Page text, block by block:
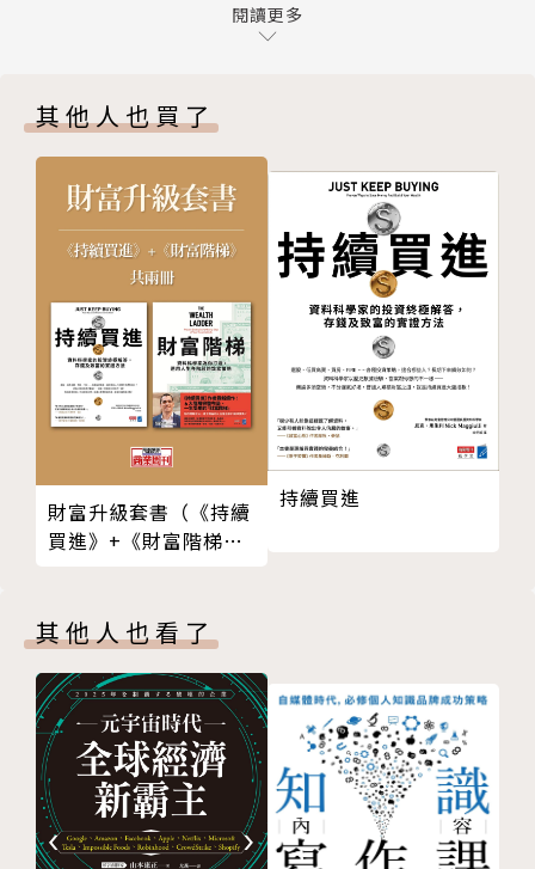
際智財權的保護卻像攔水壩，讓原本可以灌溉肥沃的農
◎外資的風險多過好處：開放資本市場後，對金融和外
匯存底造成負面衝擊。當地員工只能組裝，學不到新技
能，短期能讓貧國富有，卻扼殺國內本來可能成長的產
業。
◎勞工在未來賺得更少：緊縮性貨幣政策減少經濟活
動，降低勞動力需求，增加失業。富國自己放鬆貨幣政
策，卻強迫開發中國家縮衣節食，造成高失業率，甚至
引發衝突和民粹。
張夏準 Ha-Joon Chang
亞洲發展銀行顧問。
1992年獲得劍橋大學政治經濟學博士，並開始在劍橋
大學教授發展經濟學，研究領域為產業政策、發展經濟
學、制度經濟學等。擔任《劍橋經濟期刊》編輯之一，
《衛報》專欄作家。
2003年獲得繆達爾獎（Gunnar Myrdal Prize）。200
6 一九九七年的 Windows 98──「借用」點子不對
7 不可能的任務？──財政穩健政策會太過頭嗎？
8 薩伊與印尼──我們應該對貪污不民主的國家置之
不理嗎？
9 懶惰的日本人和不老實的德國人──是否有些文化
難以發展經濟？
後記 如果富國至少有一次不像壞薩瑪利亞人…
閱讀更多
其他人也買了
財富升級套書（《持續
買進》+《財富階梯》
持續買進
其他人也看了